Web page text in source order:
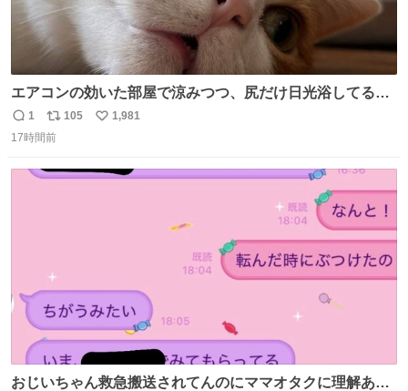
エアコンの効いた部屋で涼みつつ、尻だけ日光浴してる猫
もはや貴族じゃん！
返
信
1
リ
ポ
ト
105
い
数
1,981
17時間前
おじいちゃん救急搬送されてんのにママオタクに理解あっ